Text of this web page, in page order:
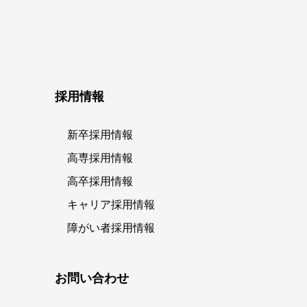
採用情報
新卒採用情報
高専採用情報
高卒採用情報
キャリア採用情報
障がい者採用情報
お問い合わせ